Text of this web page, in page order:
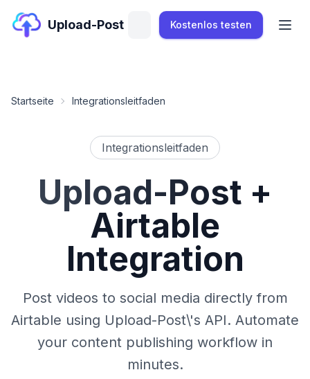
Upload-Post Kostenlos testen
Startseite Integrationsleitfaden
Integrationsleitfaden
Upload-Post +
Airtable
Integration
Post videos to social media directly from
Airtable using Upload-Post\'s API. Automate
your content publishing workflow in
minutes.